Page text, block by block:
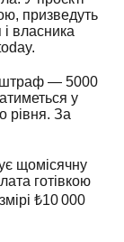
призведуть
власника
штраф — 5000
у
рівня. За
щомісячну
готівкою
₺10 000